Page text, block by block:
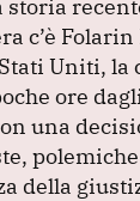
p
p
m
c’è Folarin
Uniti, la
ore
una
della